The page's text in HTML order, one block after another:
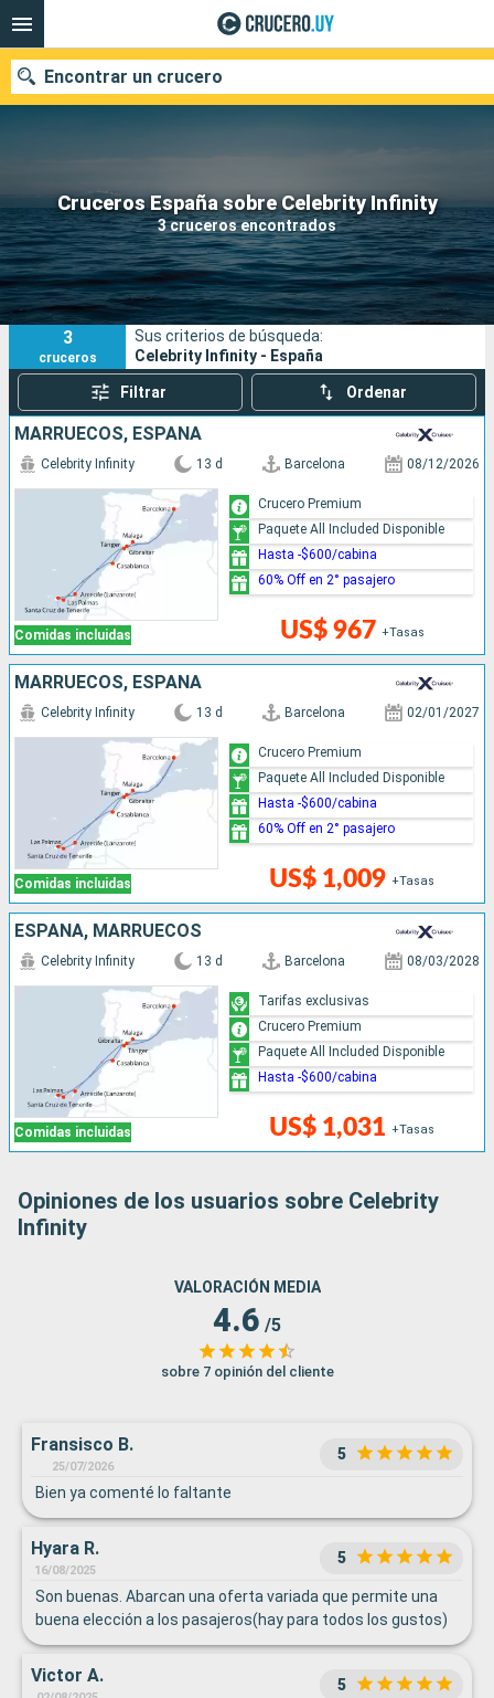
Cruceros España sobre Celebrity Infinity
3 cruceros encontrados
Encontrar un crucero
Nuestros destinos
Fecha de salida
Puertos Compañías
Buscar
3
cruceros
Sus criterios de búsqueda:
Celebrity Infinity - España
Filtrar Ordenar
MARRUECOS, ESPAÑA
Comidas incluidas
Celebrity Infinity 13 d Barcelona 08/12/2026
US$ 967 +Tasas
Crucero Premium
Paquete All Included Disponible
Hasta -$600/cabina
60% Off en 2° pasajero
MARRUECOS, ESPAÑA
Comidas incluidas
Celebrity Infinity 13 d Barcelona 02/01/2027
US$ 1,009 +Tasas
Crucero Premium
Paquete All Included Disponible
Hasta -$600/cabina
60% Off en 2° pasajero
ESPAÑA, MARRUECOS
Comidas incluidas
Celebrity Infinity 13 d Barcelona 08/03/2028
US$ 1,031 +Tasas
Tarifas exclusivas
Crucero Premium
Paquete All Included Disponible
Hasta -$600/cabina
Opiniones de los usuarios sobre Celebrity
Infinity
VALORACIÓN MEDIA
4.6 /5
sobre 7 opinión del cliente
Fransisco B.
25/07/2026
5
Bien ya comenté lo faltante
Hyara R.
16/08/2025
5
Son buenas. Abarcan una oferta variada que permite una
buena elección a los pasajeros(hay para todos los gustos)
Victor A. 5